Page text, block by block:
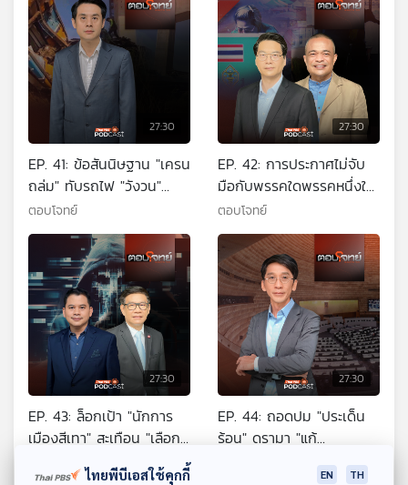
27:30
EP. 41: ข้อสันนิษฐาน "เครน
ถล่ม" ทับรถไฟ "วังวน"
อุบัติเหตุซ้ำซาก ?
ตอบโจทย์
27:30
EP. 42: การประกาศไม่จับ
มือกับพรรคใดพรรคหนึ่งใน
ศึกเลือกตั้ง 2569 กรณีผู้
สมัครพรรคประชาชนถูกจับ
เป็นคนที่สอง และสมการ
การจัดตั้งรัฐบาล ผู้ร่วม
รายการ จตุพร พรหมพันธุ์
แกนนำคณะหลอมรวม
ประชาชน ดร.สติธร ธนานิธิ
โชติ คณะรัฐศาสตร์
จุฬาลงกรณ์มหาวิทยาลัย
ตอบโจทย์
27:30
EP. 43: ล็อกเป้า "นักการ
เมืองสีเทา" สะเทือน "เลือก
27:30
EP. 44: ถอดปม "ประเด็น
ร้อน" ดรามา "แก้
รัฐธรรมนูญ 2560"
ไทยพีบีเอสใช้คุกกี้ EN TH